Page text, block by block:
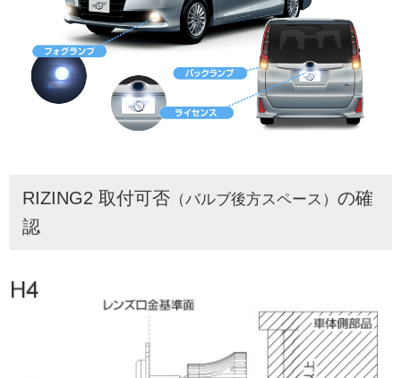
RIZING2 取付可否 （バルブ後方スペース） の確
認